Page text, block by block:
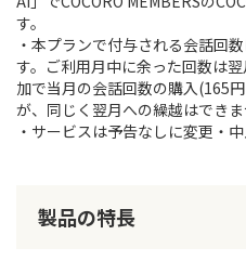
す。
・本プランで付与される会話回
す。ご利用月中に余った回数は
加で当月の会話回数の購入(165
が、同じく翌月への繰越はできま
・サービスは予告なしに変更・
製品の特長